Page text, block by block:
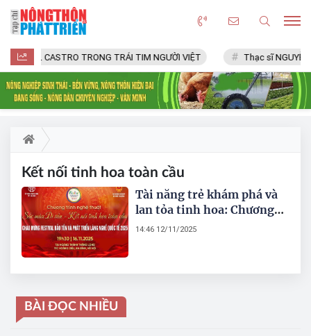
FIDEL CASTRO TRONG TRÁI TIM NGƯỜI VIỆT Thạc sĩ NGUYỄN
Kết nối tinh hoa toàn cầu
Tài năng trẻ khám phá và
lan tỏa tinh hoa: Chương
trình nghệ thuật "Sắc màu
14:46 12/11/2025
BÀI ĐỌC NHIỀU